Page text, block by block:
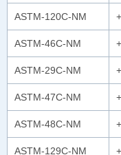
ASTM-120C-NM
ASTM-46C-NM
ASTM-29C-NM
ASTM-47C-NM
ASTM-48C-NM
ASTM-129C-NM